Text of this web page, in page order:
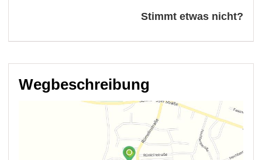
Stimmt etwas nicht?
Wegbeschreibung